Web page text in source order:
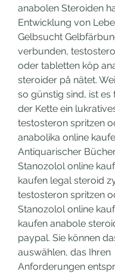
anabolen Steroiden
Entwicklung von
Gelbsucht
verbunden,
oder tabletten köp
steroider på nätet.
so günstig sind, ist es
der Kette ein
testosteron spritzen
anabolika online
Antiquarischer
Stanozolol online
kaufen legal steroid
testosteron spritzen
Stanozolol online
kaufen anabole
paypal. Sie können
auswählen, das Ihren
Anforderungen